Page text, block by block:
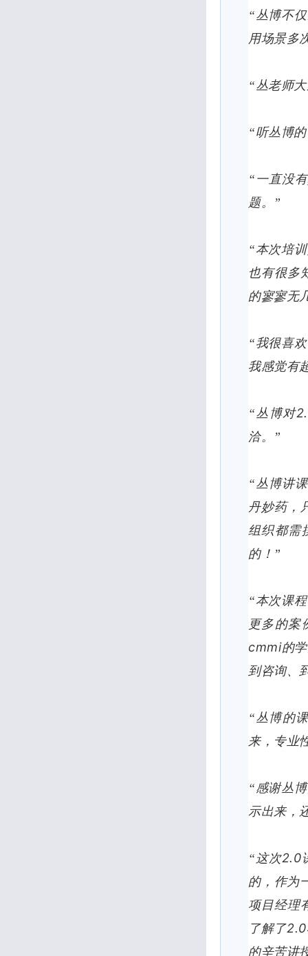
“丛博不
用场景多
“丛老师
“听丛博
“一直没
题。”
“本次培
也有很多
的寥寥无
“我很喜
我感觉有
“丛博对
洽。”
“丛博讲
丹妙药，
组织都需
的！”
“本次课
更多的案
cmmi的
到咨询、
“丛博的
来，专业
“感谢丛
示出来，
“这次2.0
的，作为
项目经理
了解了2.0
的辛苦讲